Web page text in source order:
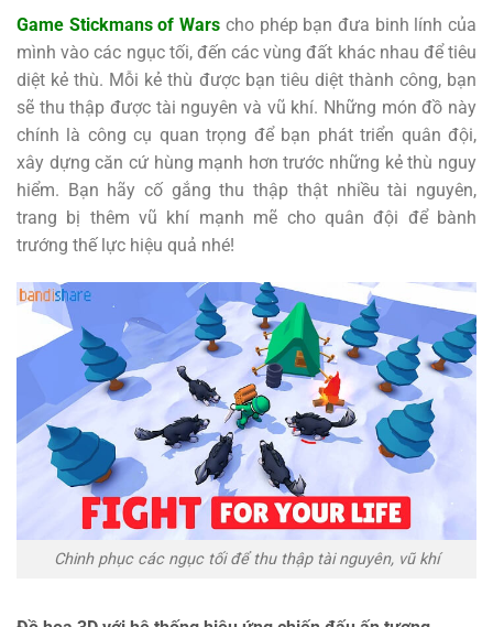
Game Stickmans of Wars cho phép bạn đưa binh lính của
mình vào các ngục tối, đến các vùng đất khác nhau để tiêu
diệt kẻ thù. Mỗi kẻ thù được bạn tiêu diệt thành công, bạn
sẽ thu thập được tài nguyên và vũ khí. Những món đồ này
chính là công cụ quan trọng để bạn phát triển quân đội,
xây dựng căn cứ hùng mạnh hơn trước những kẻ thù nguy
hiểm. Bạn hãy cố gắng thu thập thật nhiều tài nguyên,
trang bị thêm vũ khí mạnh mẽ cho quân đội để bành
trướng thế lực hiệu quả nhé!
Chinh phục các ngục tối để thu thập tài nguyên, vũ khí